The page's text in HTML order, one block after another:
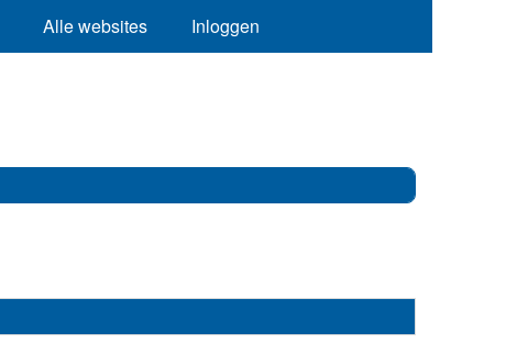
Alle websites Inloggen